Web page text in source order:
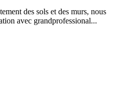
des sols et des murs, nous
avec grandprofessional...